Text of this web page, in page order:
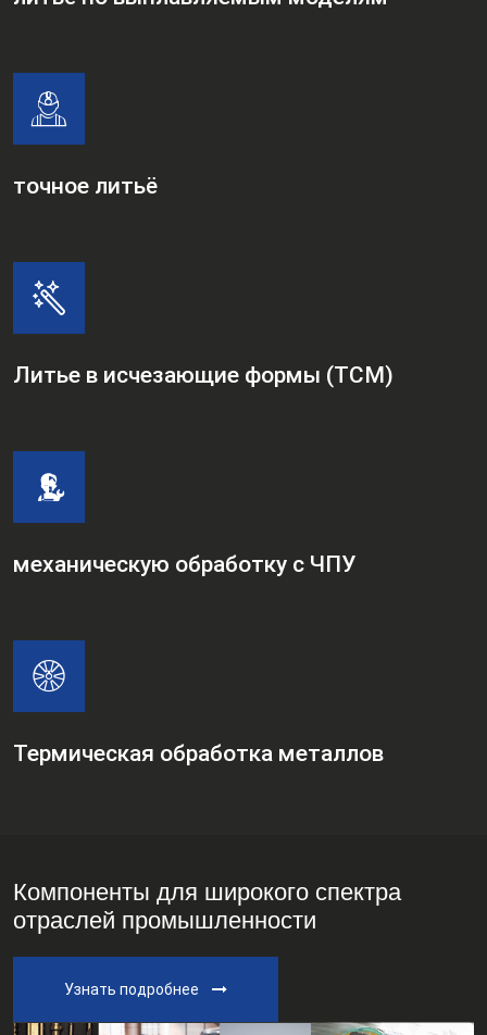
точное литьё
Литье в исчезающие формы (TCM)
механическую обработку с ЧПУ
Термическая обработка металлов
Компоненты для широкого спектра
отраслей промышленности
Узнать подробнее